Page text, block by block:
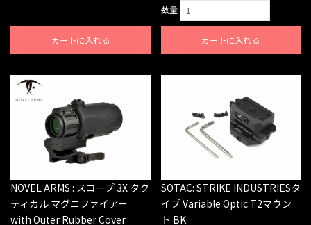
カートに入れる
数量
カートに入れる
NOVEL ARMS : スコープ 3X タク
ティカル マグニファイアー
with Outer Rubber Cover
SOTAC: STRIKE INDUSTRIESタ
イプ Variable Optic T2マウン
ト BK